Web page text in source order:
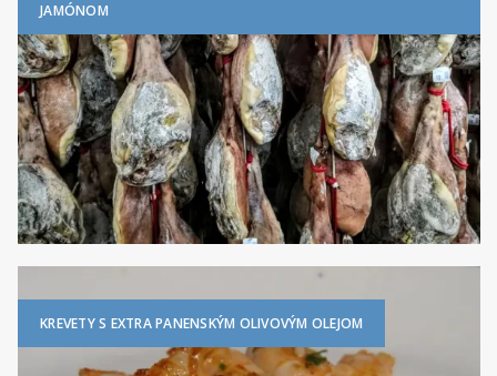
JAMÓNOM
KREVETY S EXTRA PANENSKÝM OLIVOVÝM OLEJOM